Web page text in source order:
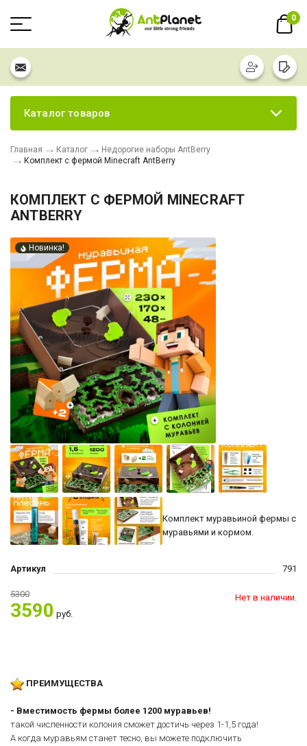
0
Каталог товаров
Главная Каталог
Недорогие наборы AntBerry
Комплект с фермой Minecraft AntBerry
КОМПЛЕКТ С ФЕРМОЙ MINECRAFT
ANTBERRY
Новинка!
Комплект муравьиной фермы с
муравьями и кормом.
Артикул 791
5300
3590 руб.
Нет в наличии.
ПРЕИМУЩЕСТВА
- Вместимость фермы более 1200 муравьев!
такой численности колония сможет достичь через 1-1,5 года!
А когда муравьям станет тесно, вы можете подключить